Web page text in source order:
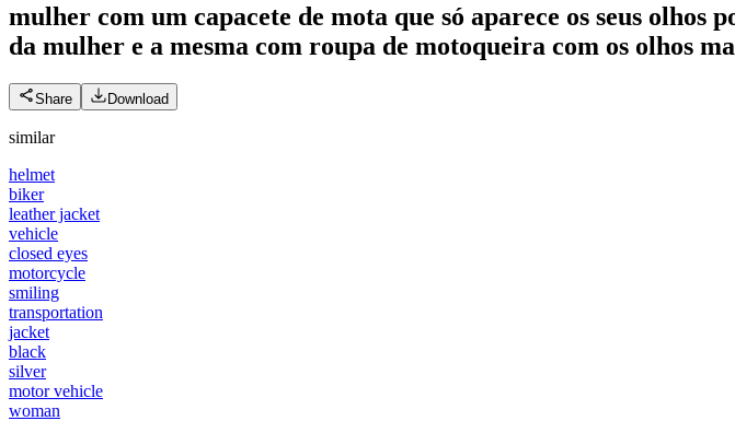
mulher com um capacete de mota que só aparece os seus olhos
da mulher e a mesma com roupa de motoqueira com os olhos
Share Download
similar
helmet
biker
leather jacket
vehicle
closed eyes
motorcycle
smiling
transportation
jacket
black
silver
motor vehicle
woman